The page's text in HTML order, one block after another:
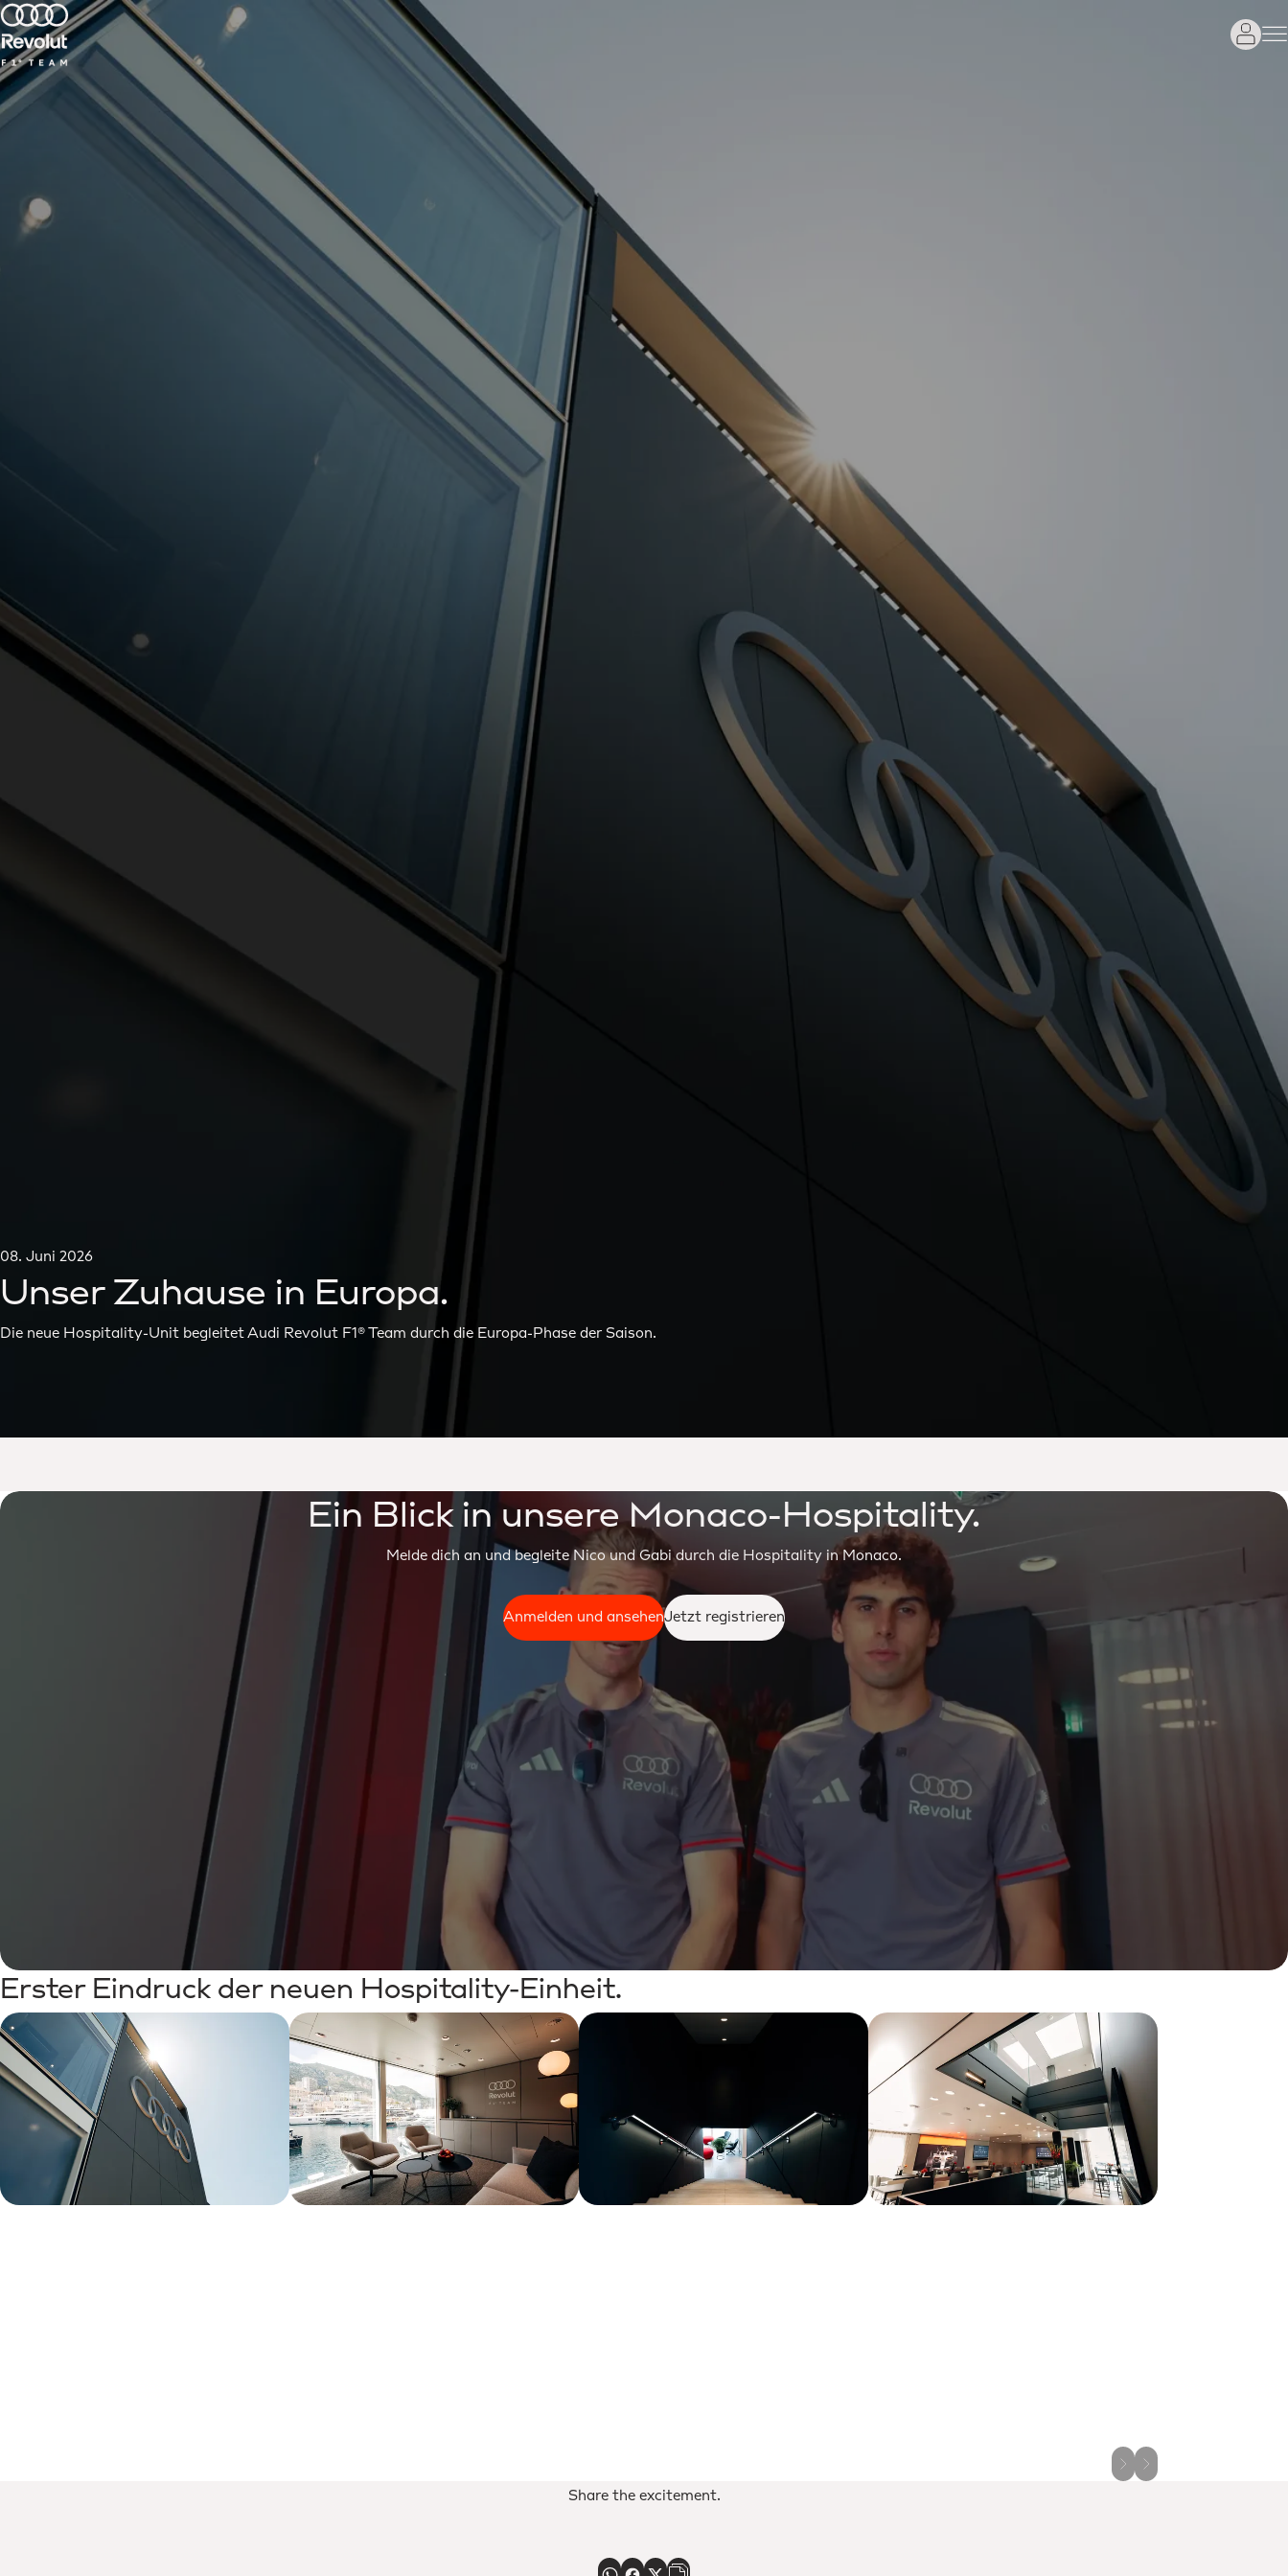
08. Juni 2026
Unser Zuhause in Europa.
Die neue Hospitality-Unit begleitet Audi Revolut F1® Team durch die Europa-Phase der Saison.
Ein Blick in unsere Monaco-Hospitality.
Melde dich an und begleite Nico und Gabi durch die Hospitality in Monaco.
Anmelden und ansehenJetzt registrieren
Erster Eindruck der neuen Hospitality-Einheit.
Share the excitement.